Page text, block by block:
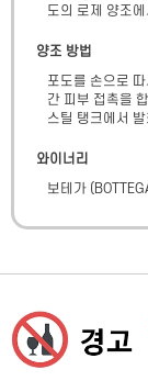
도의 로제 양조
양조 방법
포도를 손으로
간 피부 접촉을
스틸 탱크에서
와이너리
보테가 (